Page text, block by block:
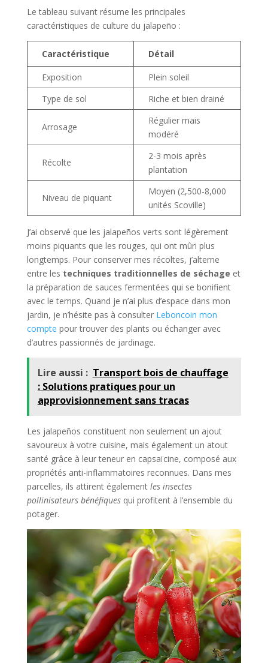
Le tableau suivant résume les principales
caractéristiques de culture du jalapeño :
Caractéristique Détail
Exposition
Plein soleil
Type de sol
Riche et bien drainé
Arrosage
Régulier mais
modéré
Récolte
2-3 mois après
plantation
Niveau de piquant
Moyen (2,500-8,000
unités Scoville)
J’ai observé que les jalapeños verts sont légèrement
moins piquants que les rouges, qui ont mûri plus
longtemps. Pour conserver mes récoltes, j’alterne
entre les techniques traditionnelles de séchage et
la préparation de sauces fermentées qui se bonifient
avec le temps. Quand je n’ai plus d’espace dans mon
jardin, je n’hésite pas à consulter Leboncoin mon
compte pour trouver des plants ou échanger avec
d’autres passionnés de jardinage.
Lire aussi : Transport bois de chauffage
: Solutions pratiques pour un
approvisionnement sans tracas​
Les jalapeños constituent non seulement un ajout
savoureux à votre cuisine, mais également un atout
santé grâce à leur teneur en capsaïcine, composé aux
propriétés anti-inflammatoires reconnues. Dans mes
parcelles, ils attirent également les insectes
pollinisateurs bénéfiquesqui profitent à l’ensemble du
potager.